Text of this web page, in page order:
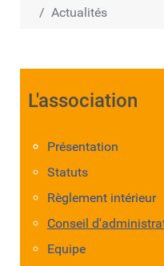
Actualités
L'association
Présentation
Statuts
Règlement intérieur
Conseil
Equipe